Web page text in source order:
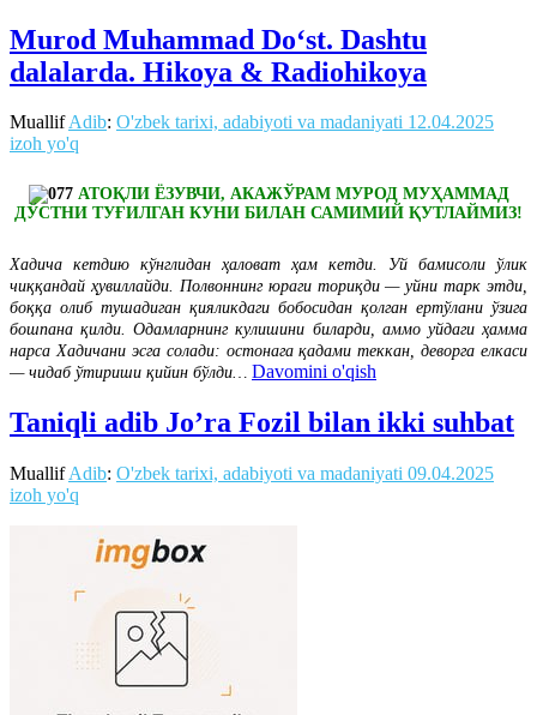
Murod Muhammad Do‘st. Dashtu
dalalarda. Hikoya & Radiohikoya
MuallifAdib: O'zbek tarixi, adabiyoti va madaniyati 12.04.2025
izoh yo'q
АТОҚЛИ ЁЗУВЧИ, АКАЖЎРАМ МУРОД МУҲАММАД
ДЎСТНИ ТУҒИЛГАН КУНИ БИЛАН САМИМИЙ ҚУТЛАЙМИЗ!
Хадича кетдию кўнглидан ҳаловат ҳам кетди. Уй бамисоли ўлик
чиққандай ҳувиллайди. Полвоннинг юраги ториқди — уйни тарк этди,
боққа олиб тушадиган қияликдаги бобосидан қолган ертўлани ўзига
бошпана қилди. Одамларнинг кулишини биларди, аммо уйдаги ҳамма
нарса Хадичани эсга солади: остонага қадами теккан, деворга елкаси
— чидаб ўтириши қийин бўлди… Davomini o'qish
Taniqli adib Jo’ra Fozil bilan ikki suhbat
MuallifAdib: O'zbek tarixi, adabiyoti va madaniyati 09.04.2025
izoh yo'q